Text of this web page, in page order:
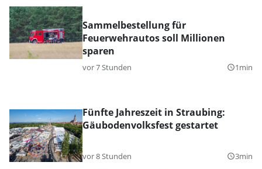
Sammelbestellung für
Feuerwehrautos soll Millionen
sparen
vor 7 Stunden query_builder1min
Fünfte Jahreszeit in Straubing:
Gäubodenvolksfest gestartet
vor 8 Stunden query_builder3min